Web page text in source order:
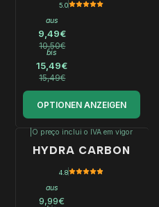
5.0
aus
9,49€
10,50€
bis
15,49€
15,49€
OPTIONEN ANZEIGEN
O preço inclui o IVA em vigor
HYDRA CARBON
4.8
aus
9,99€